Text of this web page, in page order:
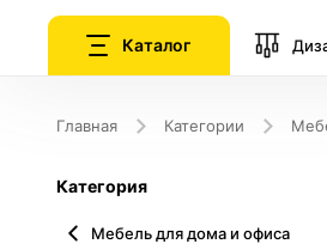
Каталог
Главная Категории
Категория
Мебель для дома и офиса